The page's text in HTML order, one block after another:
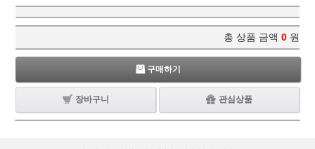
총 상품 금액 0 원
구매하기
장바구니 관심상품